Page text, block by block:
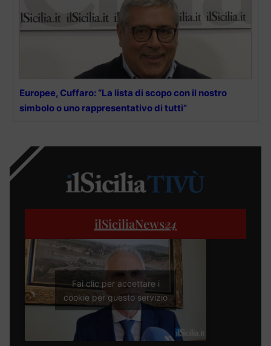
Europee, Cuffaro: “La lista di scopo con il nostro
simbolo o uno rappresentativo di tutti”
ilSiciliaNews24
Fai clic per accettare i
cookie per questo servizio